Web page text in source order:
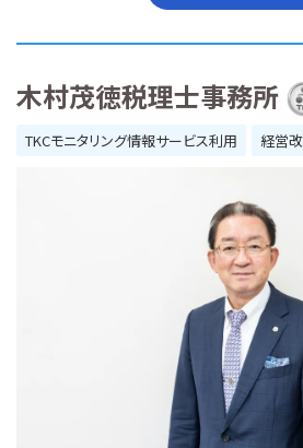
木村茂徳税理士事務所
TKCモニタリング情報サービス利用
経営